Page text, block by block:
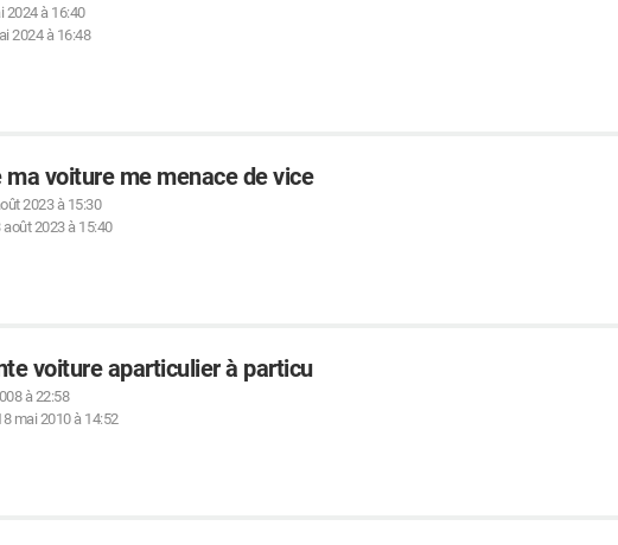
2024 à 16:40
2024 à 16:48
ma voiture me menace de vice
2023 à 15:30
août 2023 à 15:40
voiture aparticulier à particu
à 22:58
mai 2010 à 14:52